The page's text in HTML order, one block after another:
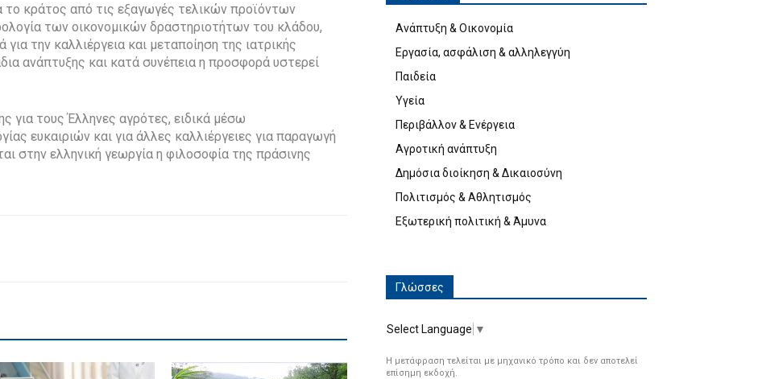
το κράτος από τις εξαγωγές τελικών προϊόντων
των οικονομικών δραστηριοτήτων του κλάδου,
την καλλιέργεια και μεταποίηση της ιατρικής
ανάπτυξης και κατά συνέπεια η προσφορά υστερεί
για τους Έλληνες αγρότες, ειδικά μέσω
ευκαιριών και για άλλες καλλιέργειες για παραγωγή
στην ελληνική γεωργία η φιλοσοφία της πράσινης
Ανάπτυξη & Οικονομία
Εργασία, ασφάλιση & αλληλεγγύη
Παιδεία
Υγεία
Περιβάλλον & Ενέργεια
Αγροτική ανάπτυξη
Δημόσια διοίκηση & Δικαιοσύνη
Πολιτισμός & Αθλητισμός
Εξωτερική πολιτική & Άμυνα
Γλώσσες
Select Language ▼
Η μετάφραση τελείται με μηχανικό τρόπο και δεν αποτελεί
επίσημη εκδοχή.